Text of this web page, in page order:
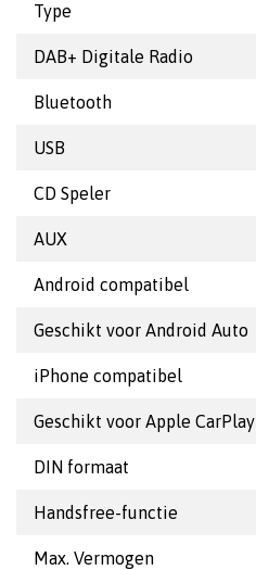
Type
DAB+ Digitale Radio
Bluetooth
USB
CD Speler
AUX
Android compatibel
Geschikt voor Android Auto
iPhone compatibel
Geschikt voor Apple CarPlay
DIN formaat
Handsfree-functie
Max. Vermogen